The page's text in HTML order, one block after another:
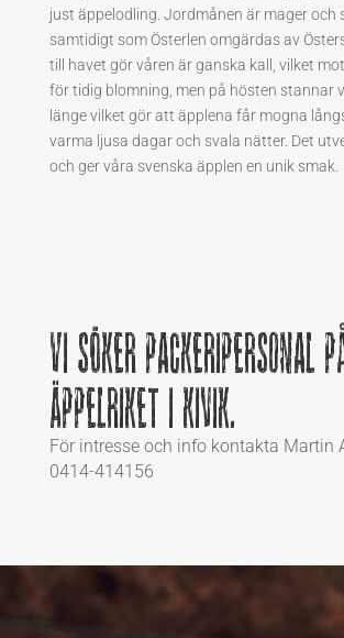
just äppelodling . Jordmånen är mager och
samtidigt som Österlen omgärdas av
till havet gör våren är ganska kall, vilket
för tidig blomning, men på hösten stannar
länge vilket gör att äpplena får mogna
varma ljusa dagar och svala nätter. Det
och ger våra svenska äpplen en unik smak.
Vi söker packeripersonal
Äppelriket i Kivik.
För intresse och info kontakta Martin
0414-414156